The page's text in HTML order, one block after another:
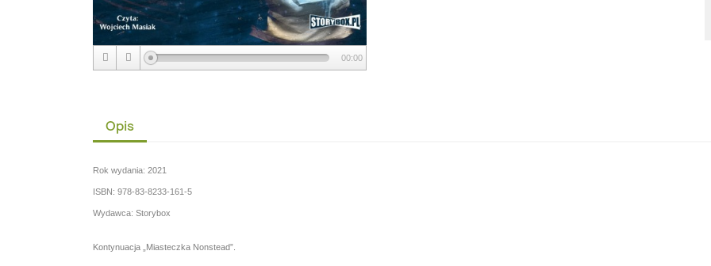
00:00
Opis
Rok wydania: 2021
ISBN: 978-83-8233-161-5
Wydawca: Storybox
Kontynuacja „Miasteczka Nonstead”.